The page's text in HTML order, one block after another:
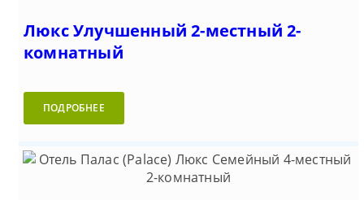
Люкс Улучшенный 2-местный 2-
комнатный
ПОДРОБНЕЕ